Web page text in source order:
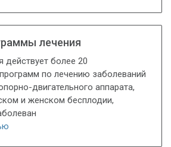
лечения
более 20
по лечению заболеваний
двигательного аппарата,
и женском бесплодии,